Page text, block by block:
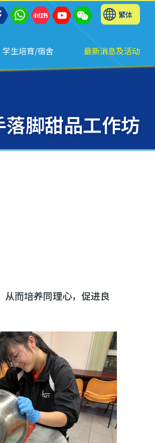
繁体
学生培育/宿舍 最新消息及活动
落脚甜品工作坊
而培养同理心，促进良